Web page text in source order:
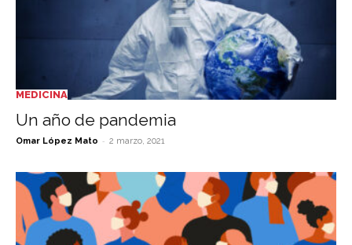
MEDICINA
Un año de pandemia
Omar López Mato - 2 marzo, 2021